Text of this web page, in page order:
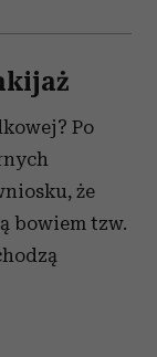
Po
że
bowiem tzw.